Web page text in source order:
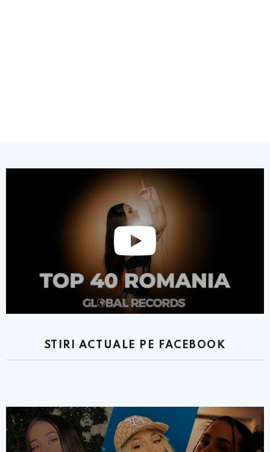
STIRI ACTUALE PE FACEBOOK